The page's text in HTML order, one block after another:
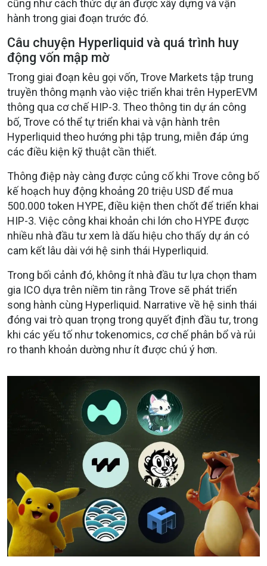
cũng như cách thức dự án được xây dựng và vận
hành trong giai đoạn trước đó.
Câu chuyện Hyperliquid và quá trình huy
động vốn mập mờ
Trong giai đoạn kêu gọi vốn, Trove Markets tập trung
truyền thông mạnh vào việc triển khai trên HyperEVM
thông qua cơ chế HIP-3. Theo thông tin dự án công
bố, Trove có thể tự triển khai và vận hành trên
Hyperliquid theo hướng phi tập trung, miễn đáp ứng
các điều kiện kỹ thuật cần thiết.
Thông điệp này càng được củng cố khi Trove công bố
kế hoạch huy động khoảng 20 triệu USD để mua
500.000 token HYPE, điều kiện then chốt để triển khai
HIP-3. Việc công khai khoản chi lớn cho HYPE được
nhiều nhà đầu tư xem là dấu hiệu cho thấy dự án có
cam kết lâu dài với hệ sinh thái Hyperliquid.
Trong bối cảnh đó, không ít nhà đầu tư lựa chọn tham
gia ICO dựa trên niềm tin rằng Trove sẽ phát triển
song hành cùng Hyperliquid. Narrative về hệ sinh thái
đóng vai trò quan trọng trong quyết định đầu tư, trong
khi các yếu tố như tokenomics, cơ chế phân bổ và rủi
ro thanh khoản dường như ít được chú ý hơn.